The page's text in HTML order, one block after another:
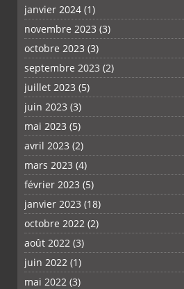
janvier 2024 (1)
novembre 2023 (3)
octobre 2023 (3)
septembre 2023 (2)
juillet 2023 (5)
juin 2023 (3)
mai 2023 (5)
avril 2023 (2)
mars 2023 (4)
février 2023 (5)
janvier 2023 (18)
octobre 2022 (2)
août 2022 (3)
juin 2022 (1)
mai 2022 (3)